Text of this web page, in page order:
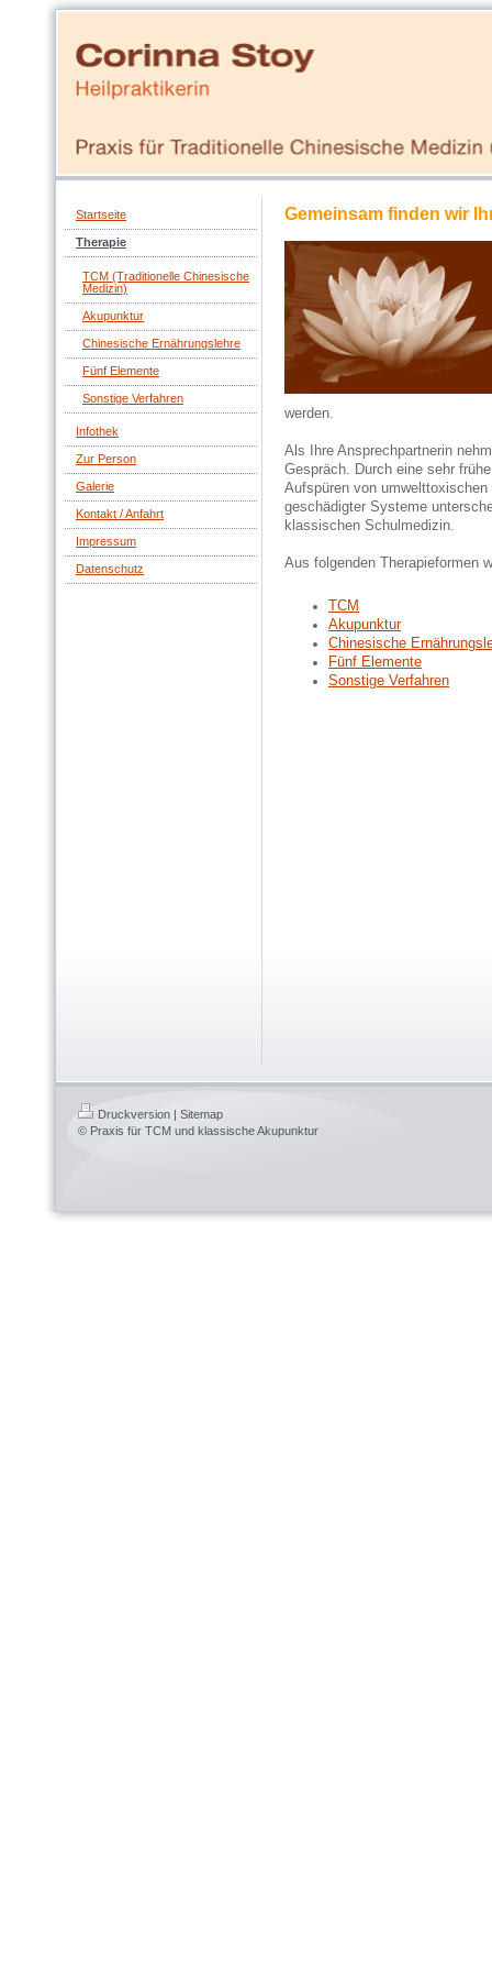
Startseite
Therapie
TCM (Traditionelle Chinesische
Medizin)
Akupunktur
Chinesische Ernährungslehre
Fünf Elemente
Sonstige Verfahren
Infothek
Zur Person
Galerie
Kontakt / Anfahrt
Impressum
Datenschutz
Gemeinsam finden wir
werden.
Als Ihre Ansprechpartnerin
Gespräch. Durch eine sehr
Aufspüren von
geschädigter Systeme
klassischen Schulmedizin.
Aus folgenden Therapieformen
TCM
Akupunktur
Chinesische
Fünf Elemente
Sonstige Verfahren
Druckversion | Sitemap
© Praxis für TCM und klassische Akupunktur